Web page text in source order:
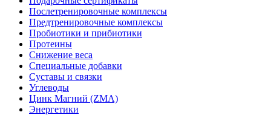
Послетренировочные комплексы
Предтренировочные комплексы
Пробиотики и прибиотики
Протеины
Снижение веса
Специальные добавки
Суставы и связки
Углеводы
Цинк Магний (ZMA)
Энергетики